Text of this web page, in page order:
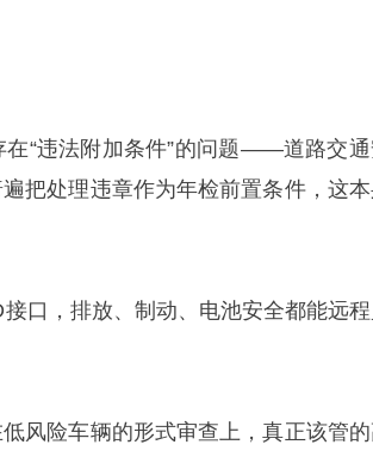
“违法附加条件”的问题——道路交
把处理违章作为年检前置条件，这
口，排放、制动、电池安全都能远
风险车辆的形式审查上，真正该管